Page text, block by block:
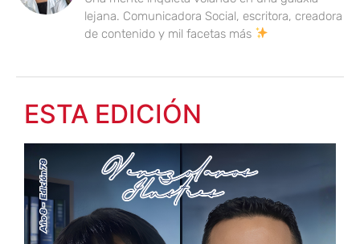
lejana. Comunicadora Social, escritora, creadora
de contenido y mil facetas más
ESTA EDICIÓN